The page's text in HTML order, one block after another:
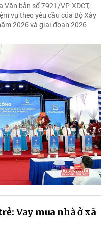
Văn bản số 7921/VP-XDCT,
vụ theo yêu cầu của Bộ Xây
2026 và giai đoạn 2026-
Vay mua nhà ở xã